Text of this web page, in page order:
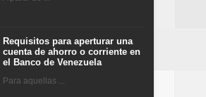
Requisitos para aperturar una
cuenta de ahorro o corriente en
el Banco de Venezuela
Para aquellas ...